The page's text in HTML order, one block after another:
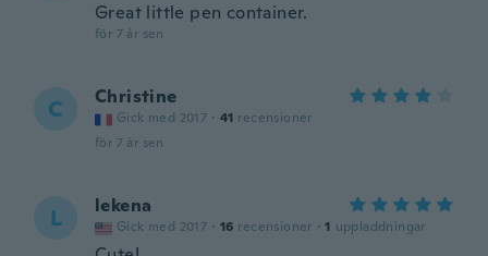
Great little pen container.
för 7 år sen
C Christine
Gick med 2017 · 41 recensioner
för 7 år sen
L lekena
Gick med 2017 · 16 recensioner · 1 uppladdningar